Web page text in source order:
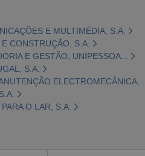
E MULTIMÉDIA, S.A.
CONSTRUÇÃO, S.A.
E GESTÃO, UNIPESSOA...
S.A.
ELECTROMECÂNICA, ...
O LAR, S.A.